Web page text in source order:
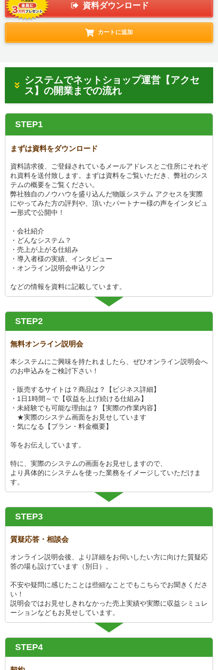
資料ダウンロード
カートに追加
システムでネットショップ運営【アクセ
ス】の開業までの流れ
STEP1
まずは資料をダウンロード
資料請求後、ご登録されているメールアドレスとご住所にそれぞ
れ資料を送付致します。まずは資料をご覧いただき、弊社のシス
テムの概要をご覧ください。
弊社独自のノウハウを盛り込んだ物販システム アクセスを実際
にやってみた方の評判や、頂いたパートナー様の声をインタビュ
ー形式で公開中！
・会社紹介
・どんなシステム？
・売上が上がる仕組み
・導入者様の実績、インタビュー
・オンライン説明会申込リンク
などの情報を資料に記載しています。
STEP2
無料オンライン説明会
本システムにご興味を持たれましたら、ぜひオンライン説明会へ
のお申込みをご検討下さい！
・販売するサイトは？商品は？【ビジネス詳細】
・1日1時間～で【収益を上げ続ける仕組み】
・未経験でも可能な理由は？【実際の作業内容】
★実際のシステム画面をお見せしています
・気になる【プラン・料金概要】
等をお伝えしています。
特に、実際のシステムの画面をお見せしますので、
より具体的にシステムを使った業務をイメージしていただけま
す。
STEP3
質疑応答・相談会
オンライン説明会後、より詳細をお伺いしたい方に向けた質疑応
答の場も設けています（別日）。
不安や疑問に感じたことは些細なことでもこちらでお聞きくださ
い！
説明会ではお見せしきれなかった売上実績や実際に収益シミュレ
ーションなどもお見せしています。
STEP4